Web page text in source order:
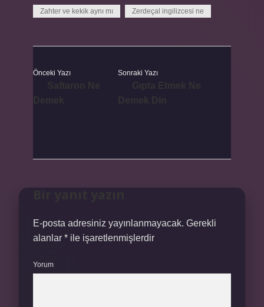
Zahter ve kekik aynı mı Zerdeçal ingilizcesi ne
Önceki Yazı Sonraki Yazı
E-posta adresiniz yayınlanmayacak. Gerekli
alanlar * ile işaretlenmişlerdir
Yorum